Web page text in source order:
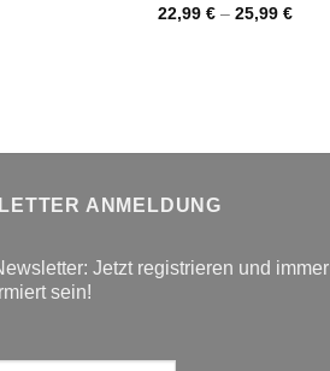
22,99€ –25,99€
ANMELDUNG
Jetzt registrieren und immer
sein!